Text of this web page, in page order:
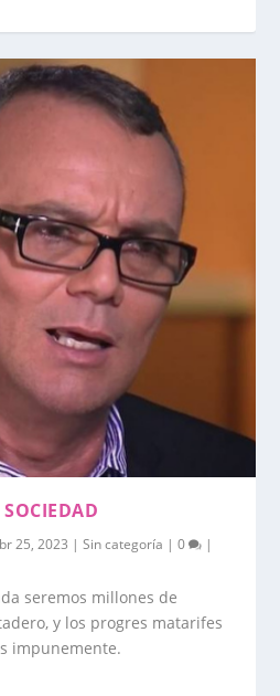
25, 2023 |Sin categoría |0 |
seremos millones de
y los progres matarifes
impunemente.